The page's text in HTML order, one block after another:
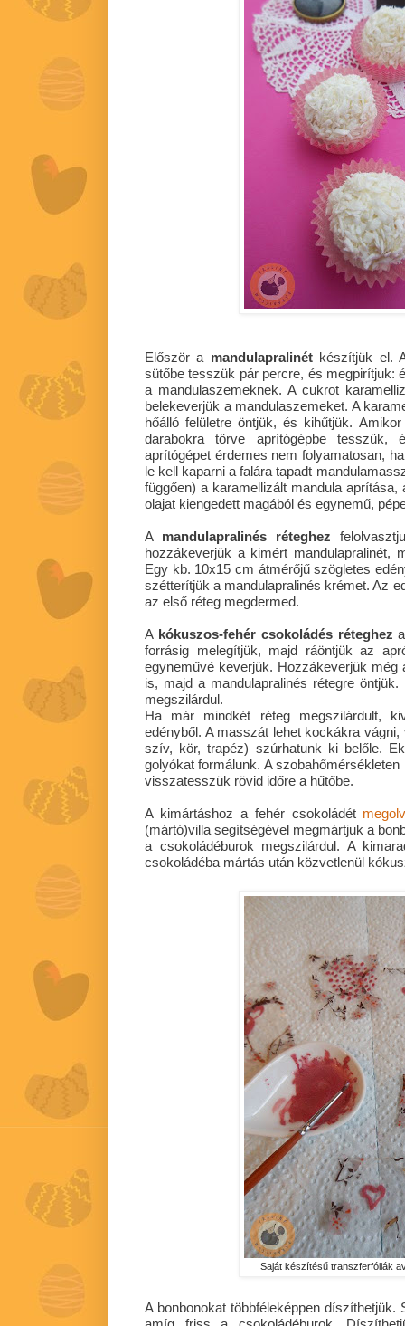
Először a mandulapralinétkészítjük el.
sütőbe tesszük pár percre, és megpirítjuk:
a mandulaszemeknek. A cukrot
belekeverjük a mandulaszemeket. A
hőálló felületre öntjük, és kihűtjük.
darabokra törve aprítógépbe
aprítógépet érdemes nem folyamatosan,
le kell kaparni a falára tapadt
függően) a karamellizált mandula
olajat kiengedett magából és egynemű,
A mandulapralinés réteghez
hozzákeverjük a kimért mandulapralinét,
Egy kb. 10x15 cm átmérőjű szögletes
szétterítjük a mandulapralinés krémet. Az
az első réteg megdermed.
A kókuszos-fehér csokoládés réteghez
forrásig melegítjük, majd ráöntjük az
egyneművé keverjük. Hozzákeverjük
is, majd a mandulapralinés rétegre
megszilárdul.
Ha már mindkét réteg megszilárdult,
edényből. A masszát lehet kockákra
szív, kör, trapéz) szúrhatunk ki belőle.
golyókat formálunk. A
visszatesszük rövid időre a hűtőbe.
A kimártáshoz a fehér csokoládét
(mártó)villa segítségével megmártjuk a
a csokoládéburok megszilárdul. A
csokoládéba mártás után közvetlenül
Saját készítésű transzferfóliák
A bonbonokat többféleképpen